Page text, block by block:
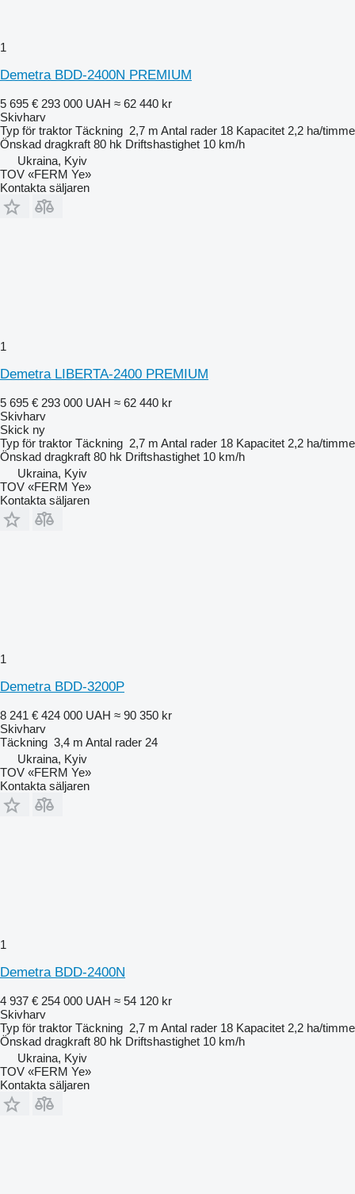
1
Demetra BDD-2400N PREMIUM
5 695 € 293 000 UAH ≈ 62 440 kr
Skivharv
Typ för traktor Täckning 2,7 m Antal rader 18 Kapacitet 2,2 ha/timme
Önskad dragkraft 80 hk Driftshastighet 10 km/h
Ukraina, Kyiv
TOV «FERM Ye»
Kontakta säljaren
1
Demetra LIBERTA-2400 PREMIUM
5 695 € 293 000 UAH ≈ 62 440 kr
Skivharv
Skick ny
Typ för traktor Täckning 2,7 m Antal rader 18 Kapacitet 2,2 ha/timme
Önskad dragkraft 80 hk Driftshastighet 10 km/h
Ukraina, Kyiv
TOV «FERM Ye»
Kontakta säljaren
1
Demetra BDD-3200P
8 241 € 424 000 UAH ≈ 90 350 kr
Skivharv
Täckning 3,4 m Antal rader 24
Ukraina, Kyiv
TOV «FERM Ye»
Kontakta säljaren
1
Demetra BDD-2400N
4 937 € 254 000 UAH ≈ 54 120 kr
Skivharv
Typ för traktor Täckning 2,7 m Antal rader 18 Kapacitet 2,2 ha/timme
Önskad dragkraft 80 hk Driftshastighet 10 km/h
Ukraina, Kyiv
TOV «FERM Ye»
Kontakta säljaren